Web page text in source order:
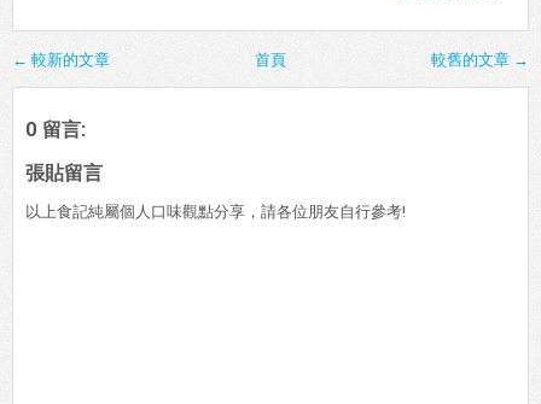
← 較新的文章 較舊的文章 →
首頁
0 留言:
張貼留言
以上食記純屬個人口味觀點分享，請各位朋友自行參考!